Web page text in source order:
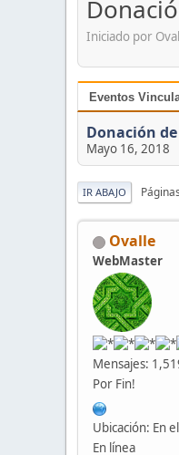
Iniciado por
Eventos
Donación
Mayo 16, 2018
IR ABAJO Páginas
Ovalle
WebMaster
Mensajes:
Por Fin!
Ubicación: En
En línea